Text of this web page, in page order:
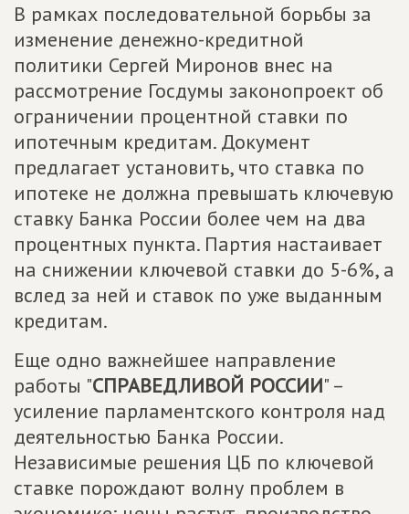
В рамках последовательной борьбы за
изменение денежно-кредитной
политики Сергей Миронов внес на
рассмотрение Госдумы законопроект об
ограничении процентной ставки по
ипотечным кредитам. Документ
предлагает установить, что ставка по
ипотеке не должна превышать ключевую
ставку Банка России более чем на два
процентных пункта. Партия настаивает
на снижении ключевой ставки до 5-6%, а
вслед за ней и ставок по уже выданным
кредитам.
Еще одно важнейшее направление
работы "СПРАВЕДЛИВОЙ РОССИИ" –
усиление парламентского контроля над
деятельностью Банка России.
Независимые решения ЦБ по ключевой
ставке порождают волну проблем в